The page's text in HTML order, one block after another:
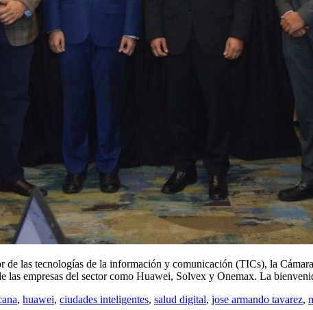
de las tecnologías de la información y comunicación (TICs), la
empresas del sector como Huawei, Solvex y Onemax. La
, huawei, ciudades inteligentes, salud digital, jose armando tavarez,